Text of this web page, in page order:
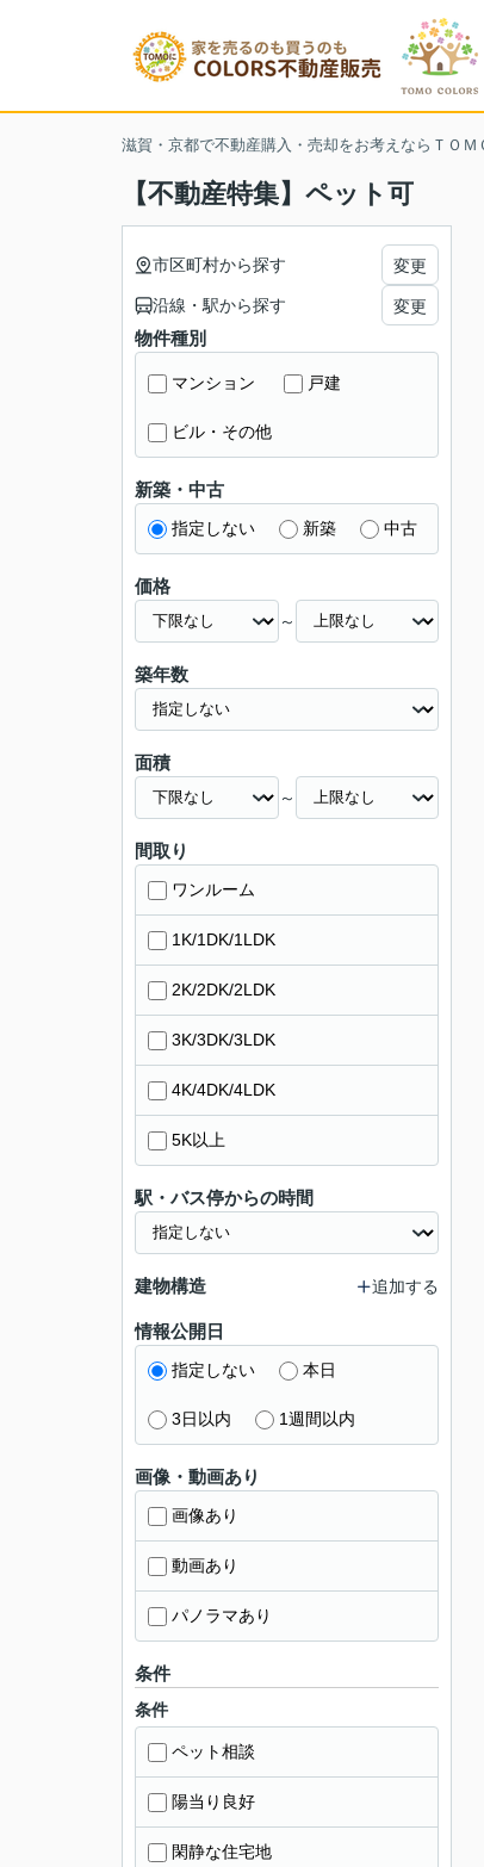
滋賀・京都で不動産購入・売却をお考えならＴＯ
【不動産特集】ペット可
市区町村から探す 変更
沿線・駅から探す 変更
物件種別
マンション 戸建
ビル・その他
新築・中古
指定しない 新築 中古
価格
～
築年数
面積
～
間取り
ワンルーム
1K/1DK/1LDK
2K/2DK/2LDK
3K/3DK/3LDK
4K/4DK/4LDK
5K以上
駅・バス停からの時間
建物構造 追加する
情報公開日
指定しない 本日
3日以内 1週間以内
画像・動画あり
画像あり
動画あり
パノラマあり
条件
条件
ペット相談
陽当り良好
閑静な住宅地